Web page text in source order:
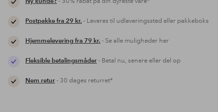
Postpakke fra 29 kr.- Leveres til udleveringssted eller pakkeboks
Hjemmelevering fra 79 kr.- Se alle muligheder her
Fleksible betalingsmåder- Betal nu, senere eller del op
Nem retur- 30 dages returret*